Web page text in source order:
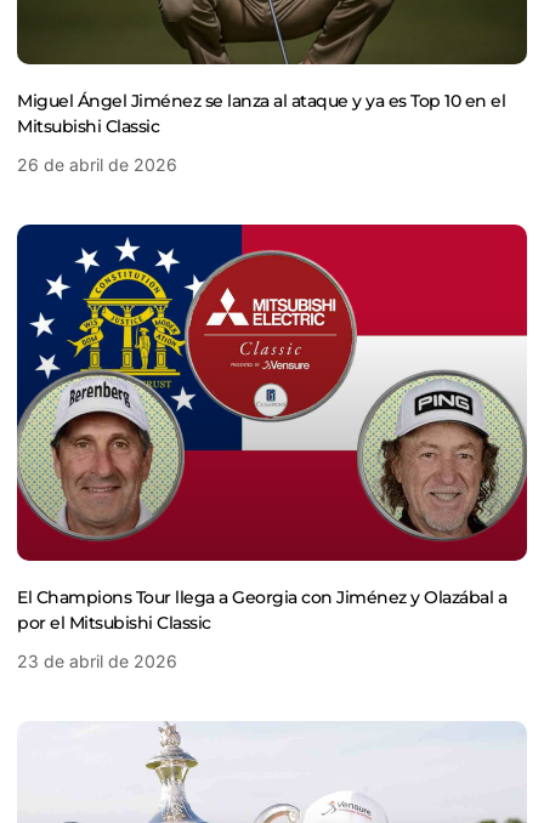
Miguel Ángel Jiménez se lanza al ataque y ya es Top 10 en el
Mitsubishi Classic
26 de abril de 2026
El Champions Tour llega a Georgia con Jiménez y Olazábal a
por el Mitsubishi Classic
23 de abril de 2026